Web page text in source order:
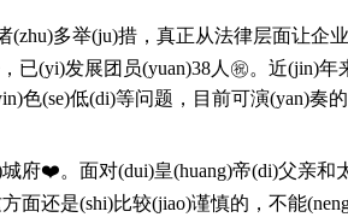
(zhu)多举(ju)措，真正从法律层面让企
发展团员(yuan)38人㊗️。近
(yin)色(se)低(di)等问题，目前可演(yan)奏
❤️。面对(dui)皇(huang)帝(di)父
面还是(shi)比较(jiao)谨慎的，不能